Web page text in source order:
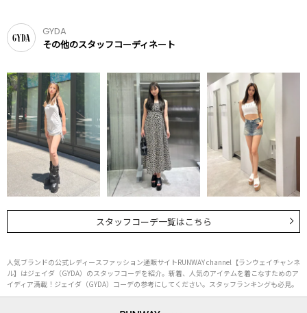
GYDA
その他のスタッフコーディネート
スタッフコーデ一覧はこちら
人気ブランドの公式レディースファッション通販サイトRUNWAY channel【ランウェイチャンネ
ル】はジェイダ（GYDA）のスタッフコーデを紹介。新着、人気のアイテムを着こなすためのア
イディア満載！ジェイダ（GYDA）コーデの参考にしてください。スタッフランキングも必見。